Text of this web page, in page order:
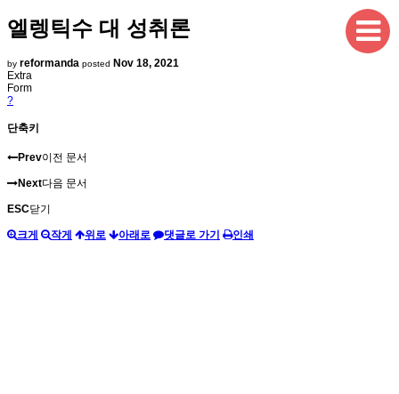
엘렝틱수 대 성취론
by reformanda posted Nov 18, 2021
Extra
Form
?
단축키
Prev이전 문서
Next다음 문서
ESC닫기
크게 작게 위로 아래로 댓글로 가기 인쇄